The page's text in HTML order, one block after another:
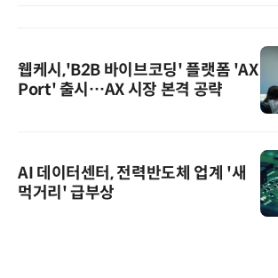
웹케시,'B2B 바이브코딩' 플랫폼 'AX
Port' 출시…AX 시장 본격 공략
AI 데이터센터, 전력반도체 업계 '새
먹거리' 급부상